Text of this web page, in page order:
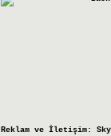
Reklam ve İletişim: